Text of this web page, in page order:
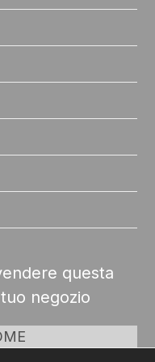
questa
negozio